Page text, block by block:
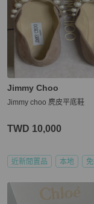
Jimmy Choo
Jimmy choo 麂皮平底鞋
TWD 10,000
近新閒置品 本地